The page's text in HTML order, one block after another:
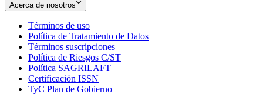
Acerca de nosotros
Términos de uso
in
new
window
Política de Tratamiento de Datos
Términos suscripciones
in
Política de Riesgos C/ST
Política SAGRILAFT
new
Certificación ISSN
in
TyC Plan de Gobierno